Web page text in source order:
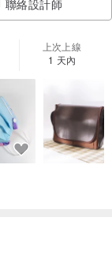
聯絡設計師
上次上線
1 天內